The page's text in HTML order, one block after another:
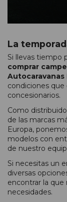
La
Si llevas tiempo
comprar
Autocaravanas
condiciones
concesionarios.
Como
de las marcas
Europa,
modelos con
de nuestro
Si necesitas un
diversas
encontrar la
necesidades.